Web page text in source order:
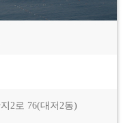
2로 76(대저2동)